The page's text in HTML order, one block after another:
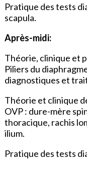
Pratique des tests
scapula.
Après-midi:
Théorie, clinique et
Piliers du
diagnostiques et
Théorie et clinique
OVP : dure-mère
thoracique, rachis
ilium.
Pratique des tests